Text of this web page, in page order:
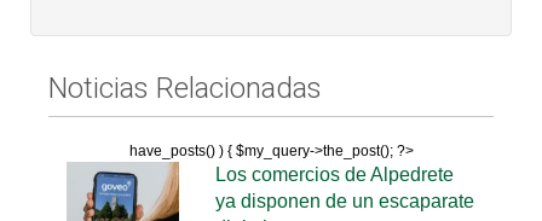
Noticias Relacionadas
have_posts() ) { $my_query->the_post(); ?>
Los comercios de Alpedrete
ya disponen de un escaparate